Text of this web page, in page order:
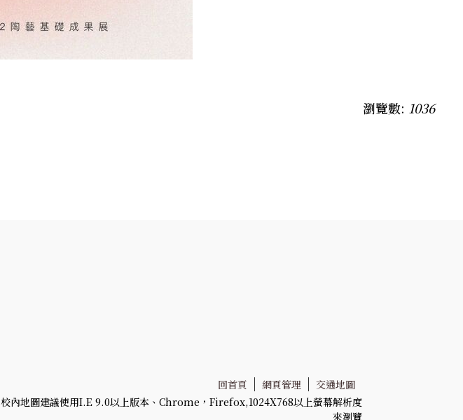
瀏覽數: 1036
回首頁 網頁管理
交通地圖
校內地圖建議使用I.E 9.0以上版本、Chrome，Firefox,1024X768以上螢幕解析度
來瀏覽